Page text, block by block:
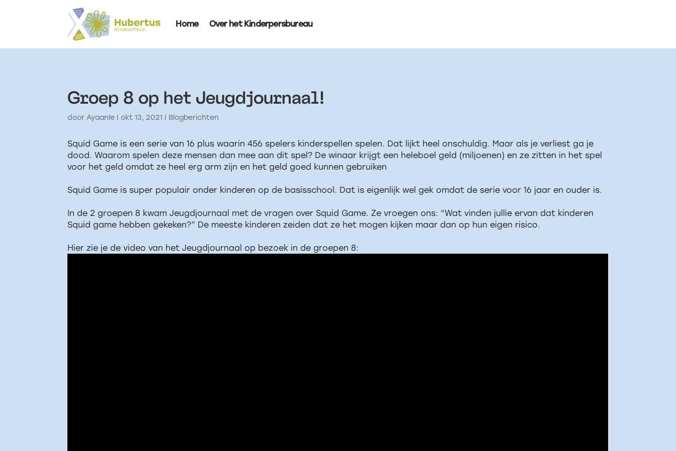
Home Over het Kinderpersbureau
Groep 8 op het Jeugdjournaal!
doorAyaanle |okt 13, 2021 | Blogberichten
Squid Game is een serie van 16 plus waarin 456 spelers kinderspellen spelen. Dat lijkt heel onschuldig. Maar als je verliest ga je
dood. Waarom spelen deze mensen dan mee aan dit spel? De winaar krijgt een heleboel geld (miljoenen) en ze zitten in het spel
voor het geld omdat ze heel erg arm zijn en het geld goed kunnen gebruiken
Squid Game is super populair onder kinderen op de basisschool. Dat is eigenlijk wel gek omdat de serie voor 16 jaar en ouder is.
In de 2 groepen 8 kwam Jeugdjournaal met de vragen over Squid Game. Ze vroegen ons: “Wat vinden jullie ervan dat kinderen
Squid game hebben gekeken?” De meeste kinderen zeiden dat ze het mogen kijken maar dan op hun eigen risico.
Hier zie je de video van het Jeugdjournaal op bezoek in de groepen 8: